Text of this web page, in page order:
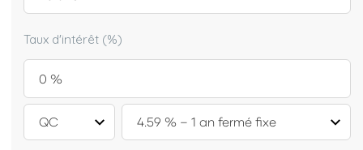
Taux d'intérêt (%)